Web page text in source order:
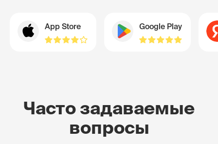
App Store Google Play
Часто задаваемые
вопросы